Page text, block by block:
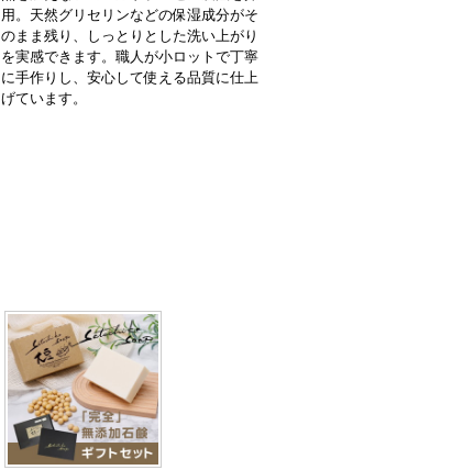
用。天然グリセリンなどの保湿成分がそ
のまま残り、しっとりとした洗い上がり
を実感できます。職人が小ロットで丁寧
に手作りし、安心して使える品質に仕上
げています。